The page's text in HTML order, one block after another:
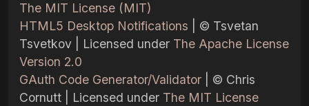
The MIT License (MIT)
HTML5 Desktop Notifications | © Tsvetan
Tsvetkov | Licensed under The Apache License
Version 2.0
GAuth Code Generator/Validator | © Chris
Cornutt | Licensed under The MIT License